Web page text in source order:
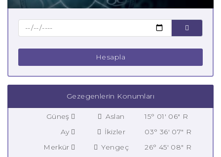
Hesapla
Gezegenlerin Konumları
Güneş Aslan
15° 01' 06" R
Ay
İkizler
03° 36' 07" R
Merkür
Yengeç
26° 45' 08" R